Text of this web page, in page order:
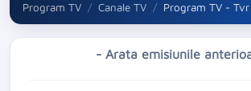
Program TV Canale TV Program TV - Tvr
- Arata emisiunile